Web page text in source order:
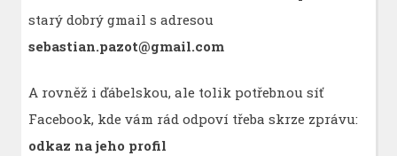
starý dobrý gmail s adresou
sebastian.pazot@gmail.com
A rovněž i ďábelskou, ale tolik potřebnou síť
Facebook, kde vám rád odpoví třeba skrze zprávu:
odkaz na jeho profil